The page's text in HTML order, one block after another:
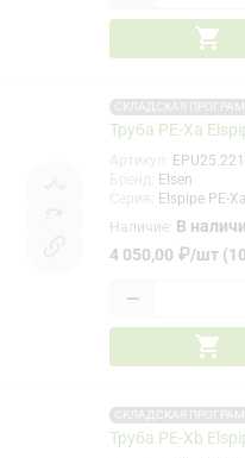
СКЛАДСКАЯ
Труба PE-Xa
Elsen
Elspipe PE-Xa
Наличие: В
4 050,00 ₽/шт
−
СКЛАДСКАЯ
Труба PE-Xb